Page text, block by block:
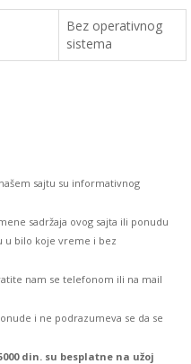
Bez operativnog
sistema
sajtu su informativnog
sadržaja ovog sajta ili ponudu
u bilo koje vreme i bez
nam se telefonom ili na mail
i ne podrazumeva se da se
din. su besplatne na užoj